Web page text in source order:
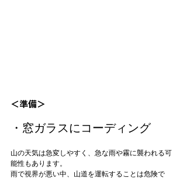
＜準備＞
・窓ガラスにコーディング
山の天気は急変しやすく、急な雨や霧に襲われる可
能性もあります。
雨で視界が悪い中、山道を運転することは危険で